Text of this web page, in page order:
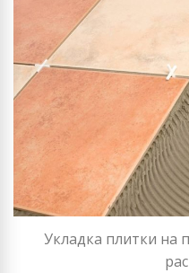
Укладка плитки на